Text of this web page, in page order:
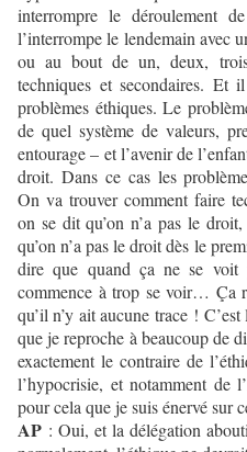
interrompre le déroulement
l’interrompe le lendemain avec
ou au bout de un, deux,
techniques et secondaires. Et
problèmes éthiques. Le
de quel système de valeurs,
entourage – et l’avenir de
droit. Dans ce cas les
On va trouver comment faire
on se dit qu’on n’a pas le
qu’on n’a pas le droit dès le
dire que quand ça ne se voit
commence à trop se voir… Ça
qu’il n’y ait aucune trace !
que je reproche à beaucoup de
exactement le contraire de
l’hypocrisie, et notamment de
pour cela que je suis énervé sur
AP : Oui, et la délégation